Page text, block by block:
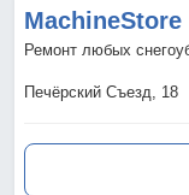
MachineStore
Ремонт любых
Печёрский Съезд, 18